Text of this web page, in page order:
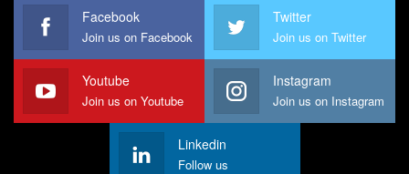
Facebook
Join us on Facebook
Twitter
Join us on Twitter
Youtube
Join us on Youtube
Instagram
Join us on Instagram
Linkedin
Follow us